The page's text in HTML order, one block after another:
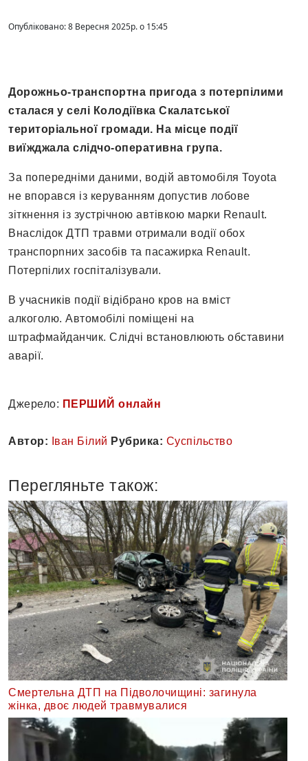
Опубліковано: 8 Вересня 2025р. о 15:45
Дорожньо-транспортна пригода з потерпілими
сталася у селі Колодіївка Скалатської
територіальної громади. На місце події
виїжджала слідчо-оперативна група.
За попередніми даними, водій автомобіля Toyota
не впорався із керуванням допустив лобове
зіткнення із зустрічною автівкою марки Renault.
Внаслідок ДТП травми отримали водії обох
транспорnних засобів та пасажирка Renault.
Потерпілих госпіталізували.
В учасників події відібрано кров на вміст
алкоголю. Автомобілі поміщені на
штрафмайданчик. Слідчі встановлюють обставини
аварії.
Джерело: ПЕРШИЙ онлайн
Автор: Іван Білий Рубрика: Суспільство
Перегляньте також:
Смертельна ДТП на Підволочищині: загинула
жінка, двоє людей травмувалися